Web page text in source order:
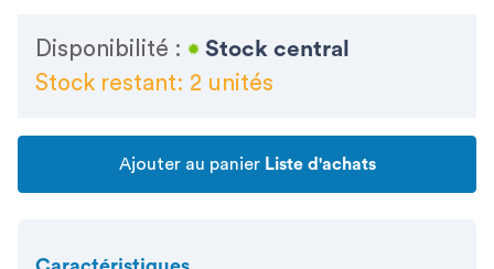
Disponibilité :
Stock central
Stock restant: 2 unités
Ajouter au panierListe d'achats